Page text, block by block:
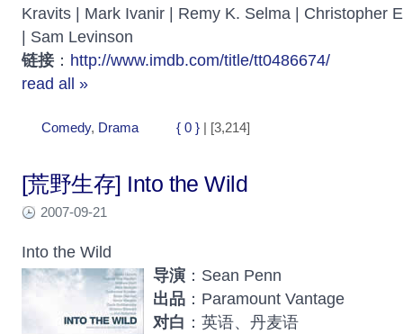
Kravits | Mark Ivanir | Remy K. Selma | Christopher
| Sam Levinson
链接 ： http://www.imdb.com/title/tt0486674/
read all »
Comedy, Drama { 0 } | [3,214]
[荒野生存] Into the Wild
2007-09-21
Into the Wild
导演 ：Sean Penn
出品 ：Paramount Vantage
对白 ：英语、丹麦语